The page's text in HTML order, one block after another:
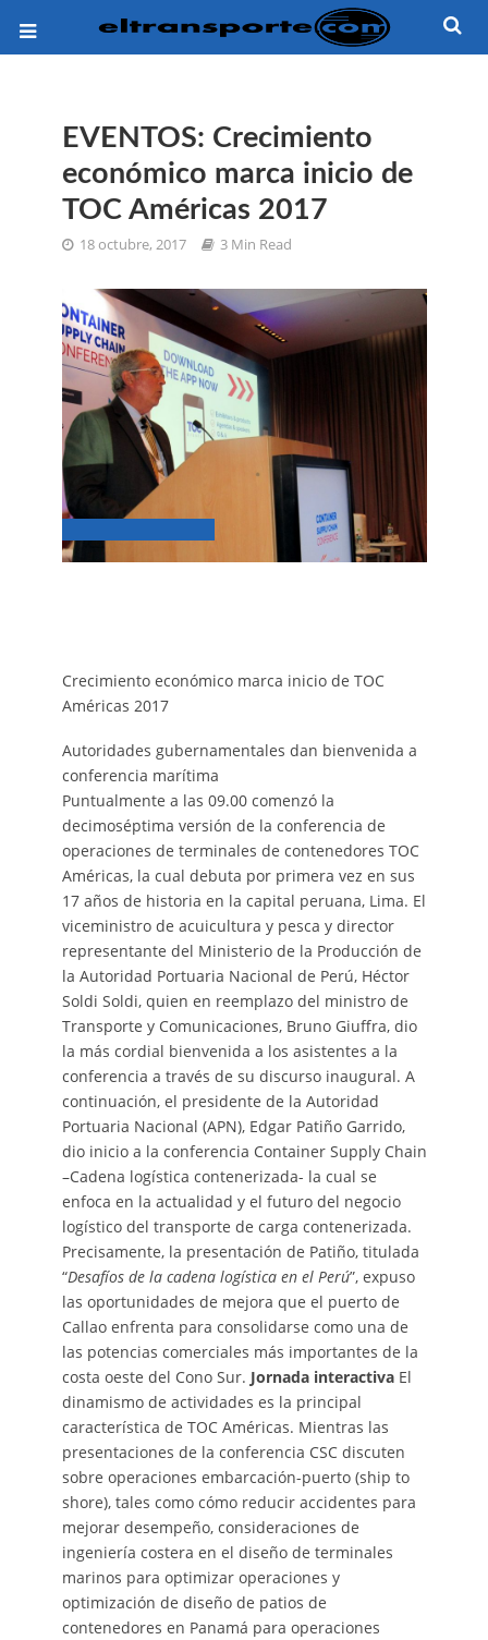
EVENTOS: Crecimiento
económico marca inicio de
TOC Américas 2017
18 octubre, 2017 3 Min Read
Crecimiento económico marca inicio de TOC
Américas 2017
Autoridades gubernamentales dan bienvenida a
conferencia marítima
Puntualmente a las 09.00 comenzó la
decimoséptima versión de la conferencia de
operaciones de terminales de contenedores TOC
Américas, la cual debuta por primera vez en sus
17 años de historia en la capital peruana, Lima. El
viceministro de acuicultura y pesca y director
representante del Ministerio de la Producción de
la Autoridad Portuaria Nacional de Perú, Héctor
Soldi Soldi, quien en reemplazo del ministro de
Transporte y Comunicaciones, Bruno Giuffra, dio
la más cordial bienvenida a los asistentes a la
conferencia a través de su discurso inaugural. A
continuación, el presidente de la Autoridad
Portuaria Nacional (APN), Edgar Patiño Garrido,
dio inicio a la conferencia Container Supply Chain
–Cadena logística contenerizada- la cual se
enfoca en la actualidad y el futuro del negocio
logístico del transporte de carga contenerizada.
Precisamente, la presentación de Patiño, titulada
“Desafíos de la cadena logística en el Perú”, expuso
las oportunidades de mejora que el puerto de
Callao enfrenta para consolidarse como una de
las potencias comerciales más importantes de la
costa oeste del Cono Sur. Jornada interactivaEl
dinamismo de actividades es la principal
característica de TOC Américas. Mientras las
presentaciones de la conferencia CSC discuten
sobre operaciones embarcación-puerto (ship to
shore), tales como cómo reducir accidentes para
mejorar desempeño, consideraciones de
ingeniería costera en el diseño de terminales
marinos para optimizar operaciones y
optimización de diseño de patios de
contenedores en Panamá para operaciones